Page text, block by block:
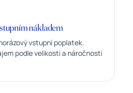
nákladem
vstupní poplatek.
podle velikosti a náročnosti